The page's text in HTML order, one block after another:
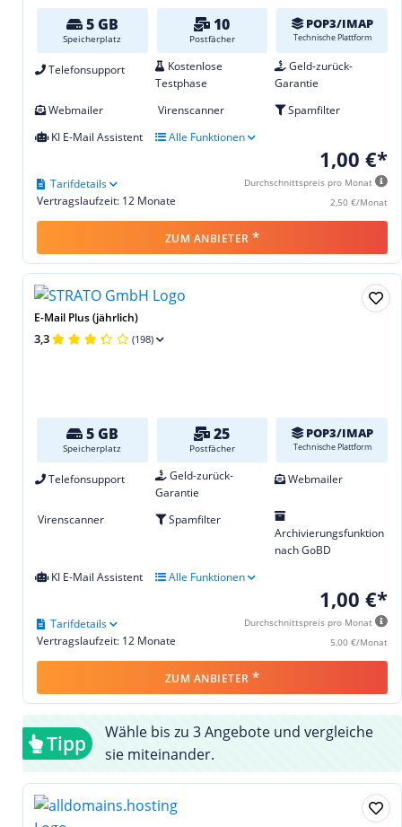
5 GB
Speicherplatz
10
Postfächer
POP3/IMAP
Technische Plattform
Telefonsupport
Kostenlose
Testphase
Geld-zurück-
Garantie
Webmailer
Virenscanner
Spamfilter
KI E-Mail Assistent
Alle Funktionen
1,00 €*
Durchschnittspreis pro Monat
2,50 €/Monat
Vertragslaufzeit: 12 Monate
Tarifdetails
ZUM ANBIETER *
E-Mail Plus (jährlich)
3,3 (198)
5 GB
Speicherplatz
25
Postfächer
POP3/IMAP
Technische Plattform
Telefonsupport
Geld-zurück-
Garantie
Webmailer
Virenscanner
Spamfilter
Archivierungsfunktion
nach GoBD
KI E-Mail Assistent
Alle Funktionen
1,00 €*
Durchschnittspreis pro Monat
5,00 €/Monat
Vertragslaufzeit: 12 Monate
Tarifdetails
ZUM ANBIETER *
Tipp
Wähle bis zu 3 Angebote und vergleiche
sie miteinander.